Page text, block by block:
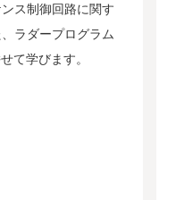
ス制御回路に関す
ラダープログラム
て学びます。